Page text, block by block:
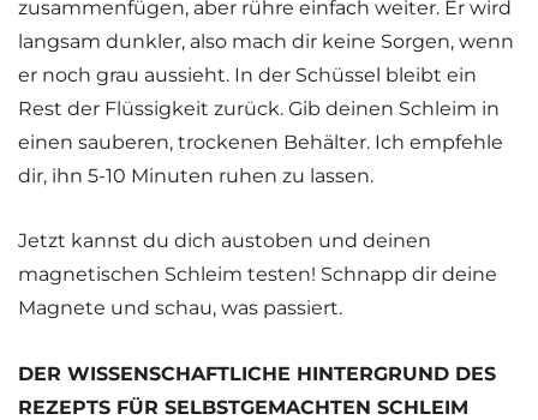
zusammenfügen, aber rühre einfach weiter. Er wird
langsam dunkler, also mach dir keine Sorgen, wenn
er noch grau aussieht. In der Schüssel bleibt ein
Rest der Flüssigkeit zurück. Gib deinen Schleim in
einen sauberen, trockenen Behälter. Ich empfehle
dir, ihn 5-10 Minuten ruhen zu lassen.
Jetzt kannst du dich austoben und deinen
magnetischen Schleim testen! Schnapp dir deine
Magnete und schau, was passiert.
DER WISSENSCHAFTLICHE HINTERGRUND DES
REZEPTS FÜR SELBSTGEMACHTEN SCHLEIM